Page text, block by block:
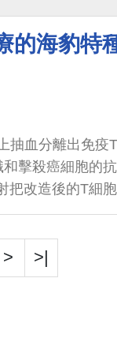
的海豹特
抽血分離出免疫
擊殺癌細胞的
把改造後的T細
> >|